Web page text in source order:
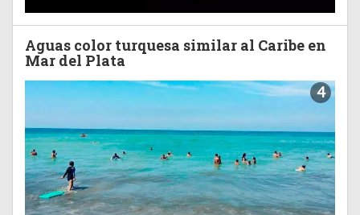
Aguas color turquesa similar al Caribe en
Mar del Plata
4